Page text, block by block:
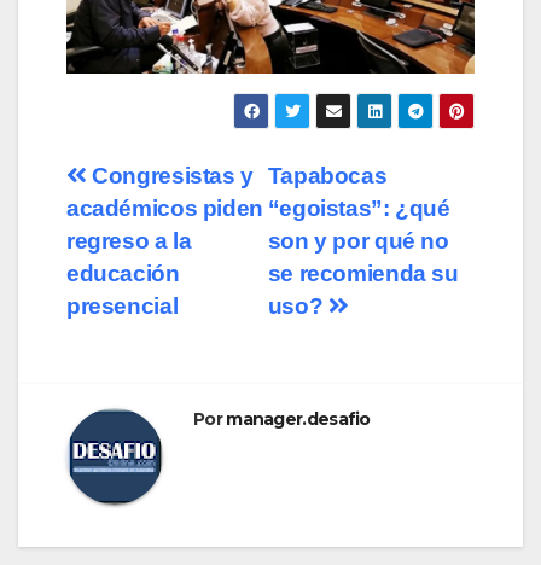
Navegación
de
entradas
Tapabocas
“egoistas”: ¿qué
son y por qué no
se recomienda su
uso?
Congresistas y
académicos piden
regreso a la
educación
presencial
Pormanager.desafio